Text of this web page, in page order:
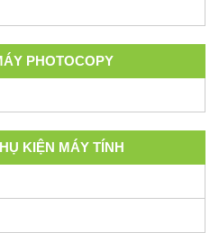
PHOTOCOPY
KIỆN MÁY TÍNH